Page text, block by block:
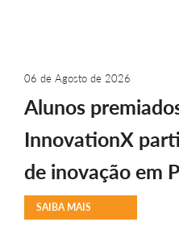
06 de Agosto de 2026
Alunos
InnovationX
de inovação em
SAIBA MAIS